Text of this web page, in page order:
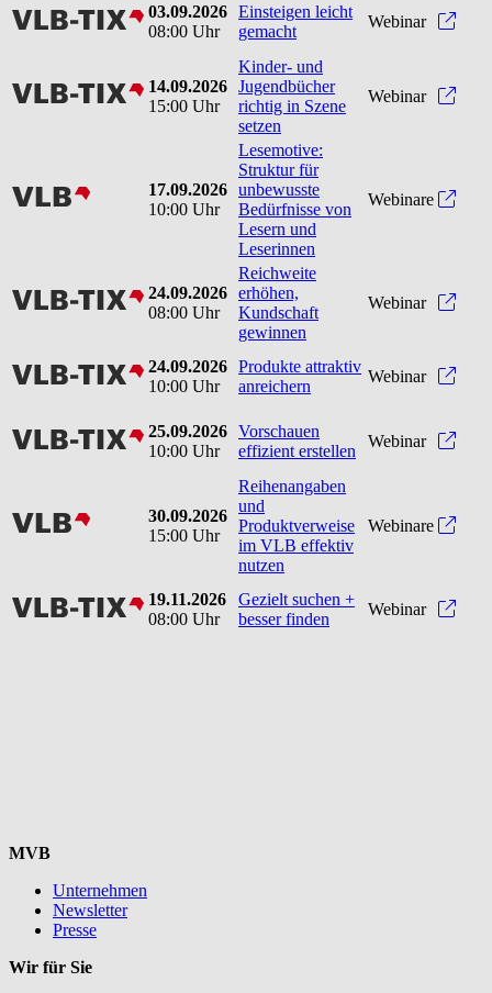
vlbtix
03.09.2026
08:00 Uhr
Einsteigen leicht
gemacht
Webinar
vlbtix
14.09.2026
15:00 Uhr
Kinder- und
Jugendbücher
richtig in Szene
setzen
Webinar
vlb
17.09.2026
10:00 Uhr
Lesemotive:
Struktur für
unbewusste
Bedürfnisse von
Lesern und
Leserinnen
Webinare
vlbtix
24.09.2026
08:00 Uhr
Reichweite
erhöhen,
Kundschaft
gewinnen
Webinar
vlbtix
24.09.2026
10:00 Uhr
Produkte attraktiv
anreichern
Webinar
vlbtix
25.09.2026
10:00 Uhr
Vorschauen
effizient erstellen
Webinar
vlb
30.09.2026
15:00 Uhr
Reihenangaben
und
Produktverweise
im VLB effektiv
nutzen
Webinare
vlbtix
19.11.2026
08:00 Uhr
Gezielt suchen +
besser finden
Webinar
MVB
Unternehmen
Newsletter
Presse
Wir für Sie